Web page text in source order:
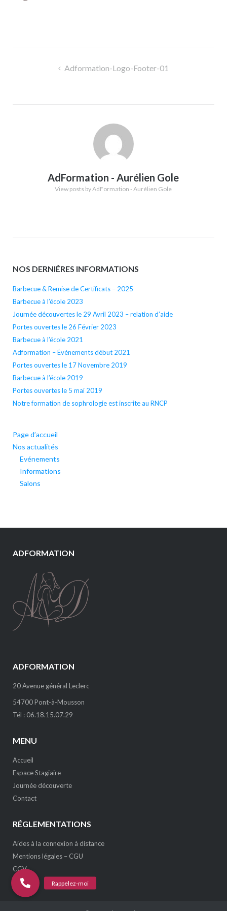
NavigationAdformation-Logo-Footer-01
AdFormation - Aurélien Gole
View posts by AdFormation - Aurélien Gole
NOS DERNIÉRES INFORMATIONS
Barbecue & Remise de Certificats – 2025
Barbecue à l’école 2023
Journée découvertes le 29 Avril 2023 – relation d’aide
Portes ouvertes le 26 Février 2023
Barbecue à l’école 2021
Adformation – Événements début 2021
Portes ouvertes le 17 Novembre 2019
Barbecue à l’école 2019
Portes ouvertes le 5 mai 2019
Notre formation de sophrologie est inscrite au RNCP
Page d’accueil
Nos actualités
Evénements
Informations
Salons
ADFORMATION
ADFORMATION
20 Avenue général Leclerc
54700 Pont-à-Mousson
Tél : 06.18.15.07.29
MENU
Accueil
Espace Stagiaire
Journée découverte
Contact
RÉGLEMENTATIONS
Aides à la connexion à distance
Mentions légales – CGU
CGV